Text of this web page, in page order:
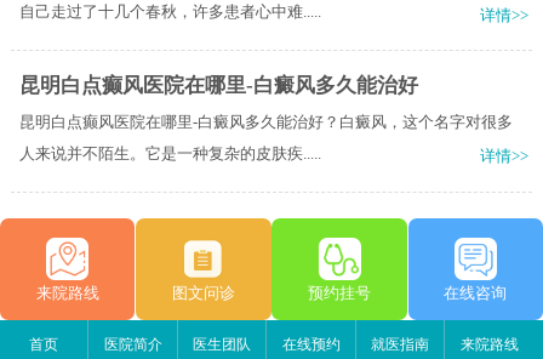
自己走过了十几个春秋，许多患者心中难.....
详情>>
昆明白点癫风医院在哪里-白癜风多久能治好
昆明白点癫风医院在哪里-白癜风多久能治好？白癜风，这个名字对很多
人来说并不陌生。它是一种复杂的皮肤疾.....
详情>>
来院路线 图文问诊 预约挂号 在线咨询
首页 医院简介 医生团队 在线预约 就医指南 来院路线